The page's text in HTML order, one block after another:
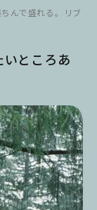
んで盛れる。リブ
ところあ